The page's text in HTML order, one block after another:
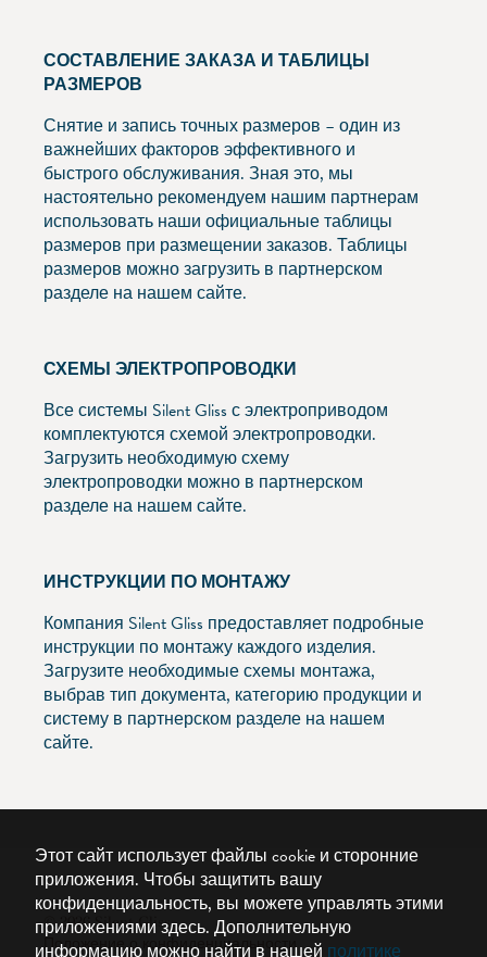
СОСТАВЛЕНИЕ ЗАКАЗА И ТАБЛИЦЫ
РАЗМЕРОВ
Снятие и запись точных размеров – один из
важнейших факторов эффективного и
быстрого обслуживания. Зная это, мы
настоятельно рекомендуем нашим партнерам
использовать наши официальные таблицы
размеров при размещении заказов. Таблицы
размеров можно загрузить в партнерском
разделе на нашем сайте.
СХЕМЫ ЭЛЕКТРОПРОВОДКИ
Все системы Silent Gliss с электроприводом
комплектуются схемой электропроводки.
Загрузить необходимую схему
электропроводки можно в партнерском
разделе на нашем сайте.
ИНСТРУКЦИИ ПО МОНТАЖУ
Компания Silent Gliss предоставляет подробные
инструкции по монтажу каждого изделия.
Загрузите необходимые схемы монтажа,
выбрав тип документа, категорию продукции и
систему в партнерском разделе на нашем
сайте.
© 2026 Silent Gliss
Положение о конфиденциальности
Этот сайт использует файлы cookie и сторонние
приложения. Чтобы защитить вашу
конфиденциальность, вы можете управлять этими
приложениями здесь. Дополнительную
информацию можно найти в нашей политике